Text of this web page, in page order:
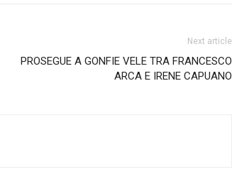
Next article
PROSEGUE A GONFIE VELE TRA FRANCESCO
ARCA E IRENE CAPUANO